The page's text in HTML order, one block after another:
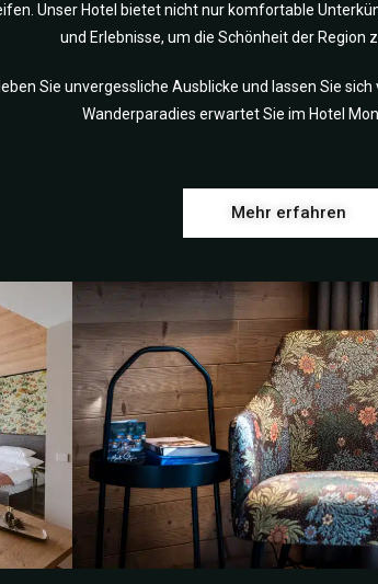
Unser Hotel bietet nicht nur komfortable
und Erlebnisse, um die Schönheit der Region
Sie unvergessliche Ausblicke und lassen Sie
Wanderparadies erwartet Sie im Hotel
Mehr erfahren